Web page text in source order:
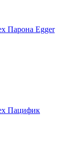
Парона Egger
Пацифик